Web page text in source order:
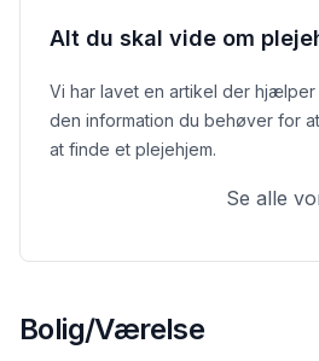
Alt du skal vide om
Vi har lavet en artikel der hjælper
den information du behøver for
at finde et plejehjem.
Se alle
Bolig/Værelse